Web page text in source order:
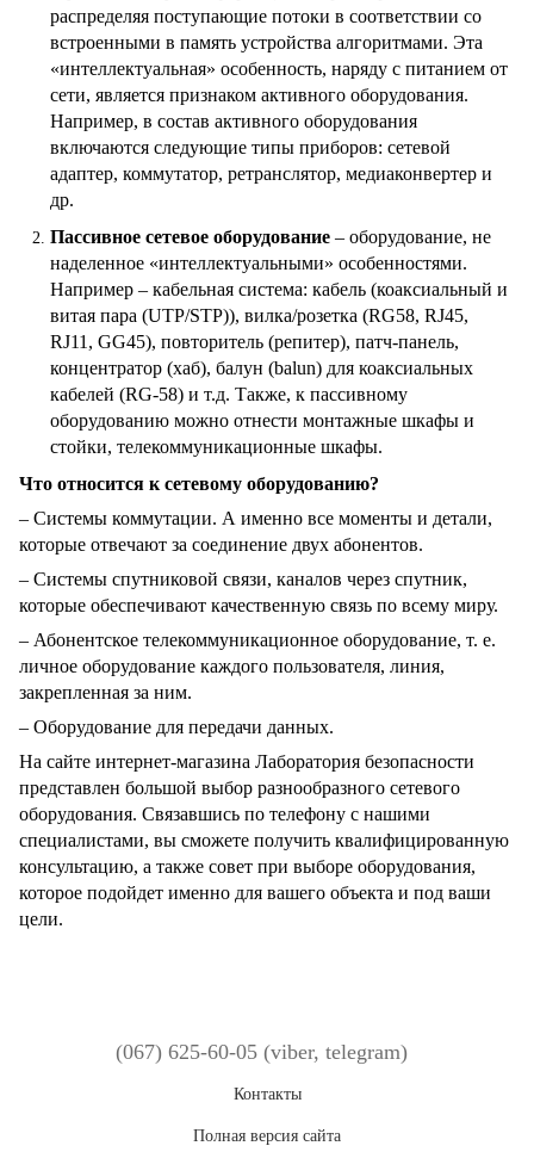
распределяя поступающие потоки в соответствии со
встроенными в память устройства алгоритмами. Эта
«интеллектуальная» особенность, наряду с питанием от
сети, является признаком активного оборудования.
Например, в состав активного оборудования
включаются следующие типы приборов: сетевой
адаптер, коммутатор, ретранслятор, медиаконвертер и
др.
Пассивное сетевое оборудование – оборудование, не
наделенное «интеллектуальными» особенностями.
Например – кабельная система: кабель (коаксиальный и
витая пара (UTP/STP)), вилка/розетка (RG58, RJ45,
RJ11, GG45), повторитель (репитер), патч-панель,
концентратор (хаб), балун (balun) для коаксиальных
кабелей (RG-58) и т.д. Также, к пассивному
оборудованию можно отнести монтажные шкафы и
стойки, телекоммуникационные шкафы.
Что относится к сетевому оборудованию?
– Системы коммутации. А именно все моменты и детали,
которые отвечают за соединение двух абонентов.
– Системы спутниковой связи, каналов через спутник,
которые обеспечивают качественную связь по всему миру.
– Абонентское телекоммуникационное оборудование, т. е.
личное оборудование каждого пользователя, линия,
закрепленная за ним.
– Оборудование для передачи данных.
На сайте интернет-магазина Лаборатория безопасности
представлен большой выбор разнообразного сетевого
оборудования. Связавшись по телефону с нашими
специалистами, вы сможете получить квалифицированную
консультацию, а также совет при выборе оборудования,
которое подойдет именно для вашего объекта и под ваши
цели.
(067) 625-60-05 (viber, telegram)
Контакты
Полная версия сайта